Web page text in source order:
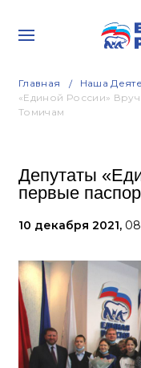
Главная Наша
«Единой России»
Томичам
Депутаты
первые
10 декабря 2021,